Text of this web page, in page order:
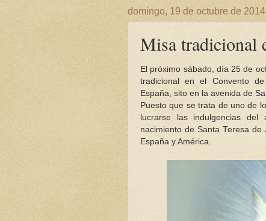
domingo, 19 de octubre de 2014
Misa tradicional
El próximo sábado, día 25 de
tradicional en el Convento de
España, sito en la avenida de
Puesto que se trata de uno de
lucrarse las indulgencias del
nacimiento de Santa Teresa
España y América.